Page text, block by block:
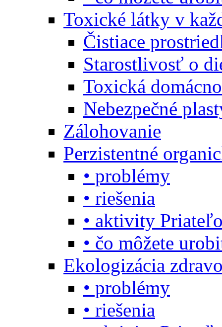
Toxické látky v
Čistiace
Starostlivosť o
Toxická
Nebezpečné
Zálohovanie
Perzistentné
• problémy
• riešenia
• aktivity
• čo môžete
Ekologizácia
• problémy
• riešenia